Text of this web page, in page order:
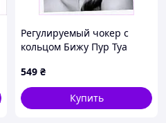
Регулируемый чокер с
кольцом Бижу Пур Туа
549 ₴
Купить